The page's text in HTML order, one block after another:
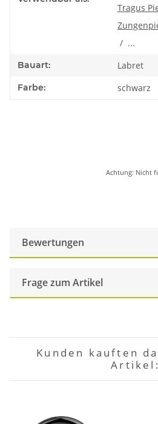
Tragus
/ ...
Bauart: Labret
Farbe: schwarz
Achtung: Nicht
Bewertungen
Frage zum Artikel
Kunden kauften
Artikel: